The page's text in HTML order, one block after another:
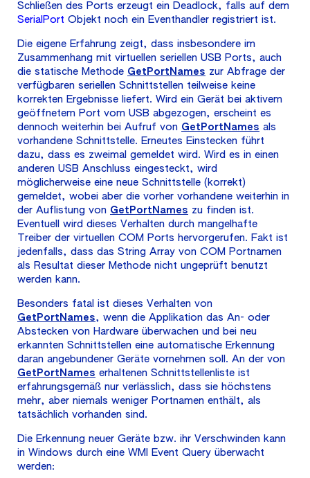
Schließen des Ports erzeugt ein Deadlock, falls auf dem
SerialPort Objekt noch ein Eventhandler registriert ist.
Die eigene Erfahrung zeigt, dass insbesondere im
Zusammenhang mit virtuellen seriellen USB Ports, auch
die statische Methode GetPortNames zur Abfrage der
verfügbaren seriellen Schnittstellen teilweise keine
korrekten Ergebnisse liefert. Wird ein Gerät bei aktivem
geöffnetem Port vom USB abgezogen, erscheint es
dennoch weiterhin bei Aufruf von GetPortNames als
vorhandene Schnittstelle. Erneutes Einstecken führt
dazu, dass es zweimal gemeldet wird. Wird es in einen
anderen USB Anschluss eingesteckt, wird
möglicherweise eine neue Schnittstelle (korrekt)
gemeldet, wobei aber die vorher vorhandene weiterhin in
der Auflistung von GetPortNames zu finden ist.
Eventuell wird dieses Verhalten durch mangelhafte
Treiber der virtuellen COM Ports hervorgerufen. Fakt ist
jedenfalls, dass das String Array von COM Portnamen
als Resultat dieser Methode nicht ungeprüft benutzt
werden kann.
Besonders fatal ist dieses Verhalten von
GetPortNames, wenn die Applikation das An- oder
Abstecken von Hardware überwachen und bei neu
erkannten Schnittstellen eine automatische Erkennung
daran angebundener Geräte vornehmen soll. An der von
GetPortNames erhaltenen Schnittstellenliste ist
erfahrungsgemäß nur verlässlich, dass sie höchstens
mehr, aber niemals weniger Portnamen enthält, als
tatsächlich vorhanden sind.
Die Erkennung neuer Geräte bzw. ihr Verschwinden kann
in Windows durch eine WMI Event Query überwacht
werden: